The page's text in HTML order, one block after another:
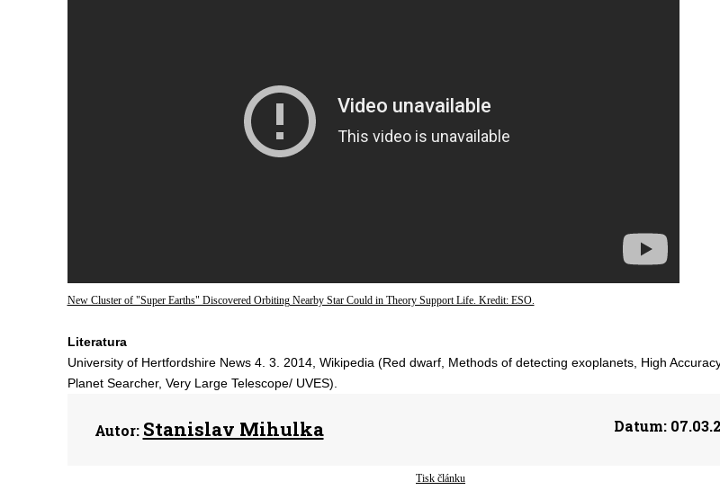
New Cluster of "Super Earths" Discovered Orbiting Nearby Star Could in Theory Support Life. Kredit: ESO.
Literatura
University of Hertfordshire News 4. 3. 2014, Wikipedia (Red dwarf, Methods of detecting exoplanets, High
Planet Searcher, Very Large Telescope/ UVES).
Autor: Stanislav Mihulka Datum:
Tisk článku